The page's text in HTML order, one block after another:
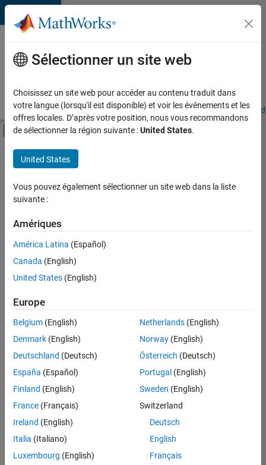
Passer au contenu
Votre
carrière
chez
Accueil Explorer nos opportunités Adresses de nos bureaux
Activer/désactiver l'affichage du menu
Contenu principal
FILTRER PAR
Ventes commerciales
Ventes pour l'éducation
Finances et opérations
Actuellement,
aucune
offre
d'emploi
correspondant
à vos
critères
de
recherche.
Vous
pouvez
élargir
votre
recherche
ou
afficher
l’ensemble
Sélectionner un site web
Choisissez un site web pour accéder au contenu traduit dans
votre langue (lorsqu'il est disponible) et voir les événements et les
offres locales. D’après votre position, nous vous recommandons
de sélectionner la région suivante :United States.
United States
Vous pouvez également sélectionner un site web dans la liste
suivante :
Amériques
América Latina (Español)
Canada (English)
United States (English)
Europe
Belgium (English)
Denmark (English)
Deutschland (Deutsch)
España (Español)
Finland (English)
France (Français)
Ireland (English)
Italia (Italiano)
Luxembourg (English)
Netherlands(English)
Norway(English)
Österreich (Deutsch)
Portugal (English)
Sweden (English)
Switzerland
Deutsch
English
Français